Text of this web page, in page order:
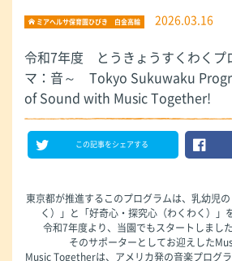
ミアヘルサ保育園ひびき 白金高輪 2026.03.16
令和7年度 とうきょうすくわく
マ：音～ Tokyo Sukuwaku
of Sound with Music Together!
この記事をシェアする
東京都が推進するこのプログラムは、乳幼児
く）」と「好奇心・探究心（わくわく）」
令和7年度より、当園でもスタートしまし
そのサポーターとしてお迎えした
Music Togetherは、アメリカ発の音楽プログ